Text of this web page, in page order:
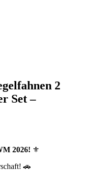
2
Set –
2026! ⚜️
🚗